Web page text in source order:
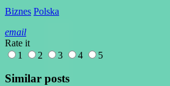
Biznes Polska
email
Rate it
1
2 3 4 5
Similar posts